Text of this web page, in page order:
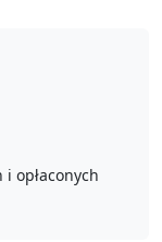
opłaconych